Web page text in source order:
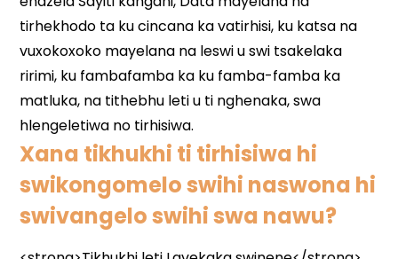
Xana tikhukhi ti tirhisiwa hi
swikongomelo swihi naswona hi
swivangelo swihi swa nawu?